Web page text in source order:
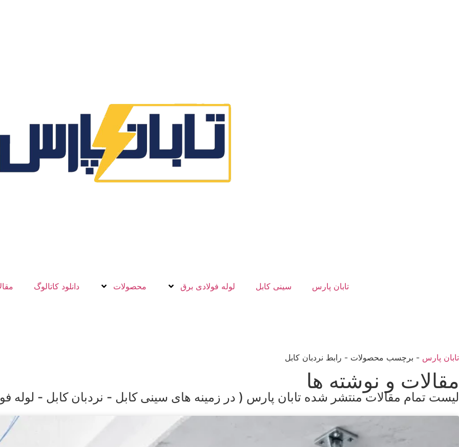
تابان پارس سینی کابل لوله فولادی برق محصولات دانلود کاتالوگ
تابان پارس - برچسب محصولات - رابط نردبان کابل
مقالات و نوشته ها
لیست تمام مقالات منتشر شده تابان پارس ( در زمینه های سینی کابل - نردبان کابل - لوله